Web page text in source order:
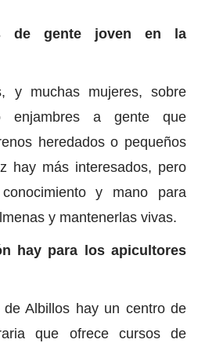
de gente joven en la
y muchas mujeres, sobre
enjambres a gente que
heredados o pequeños
hay más interesados, pero
y mano para
y mantenerlas vivas.
hay para los apicultores
Albillos hay un centro de
que ofrece cursos de